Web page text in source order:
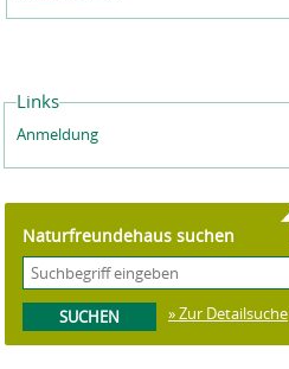
Links
Anmeldung
Naturfreundehaus suchen
» Zur Detailsuche